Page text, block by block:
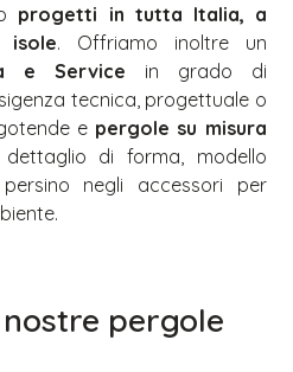
progetti in tutta Italia, a
. Offriamo inoltre un
e Service in grado di
tecnica, progettuale o
e pergole su misura
di forma, modello
negli accessori per
pergole